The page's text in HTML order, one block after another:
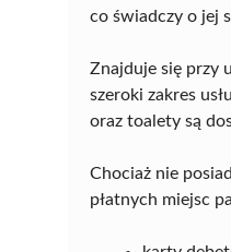
co świadczy o jej
Znajduje się przy
szeroki zakres
oraz toalety są
Chociaż nie
płatnych miejsc